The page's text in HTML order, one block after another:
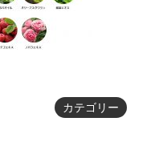
カテゴリー